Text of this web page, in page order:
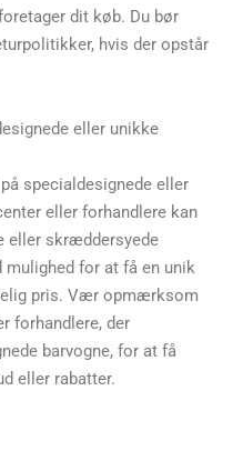
dit køb. Du bør
hvis der opstår
eller unikke
specialdesignede eller
eller forhandlere kan
eller skræddersyede
mulighed for at få en unik
pris. Vær opmærksom
forhandlere, der
barvogne, for at få
eller rabatter.